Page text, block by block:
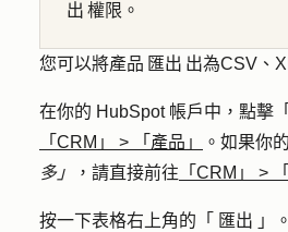
出 權限。
您可以將產品 匯出 出為CSV、
在你的 HubSpot 帳戶中，點擊
「CRM」
> 「產品」 。如果你
多」
，請直接前往 「CRM」 >
按一下表格右上角的「 匯出 」